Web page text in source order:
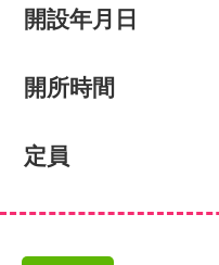
開設年月日
開所時間
定員